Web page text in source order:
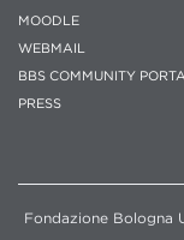
MOODLE
WEBMAIL
BBS COMMUNITY
PRESS
Fondazione Bologna